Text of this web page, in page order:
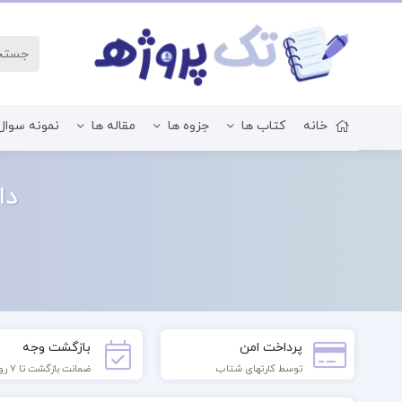
خانه کتاب ها جزوه ها مقاله ها نمونه
پرداخت امن
توسط کارتهای شتاب
بازگشت وجه
ضمانت بازگشت تا 7 روز